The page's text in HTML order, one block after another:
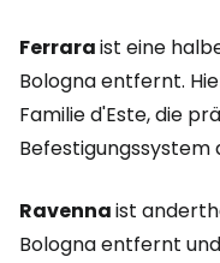
Ferraraist eine
Bologna entfernt.
Familie d'Este, die
Befestigungssystem
Ravennaist
Bologna entfernt